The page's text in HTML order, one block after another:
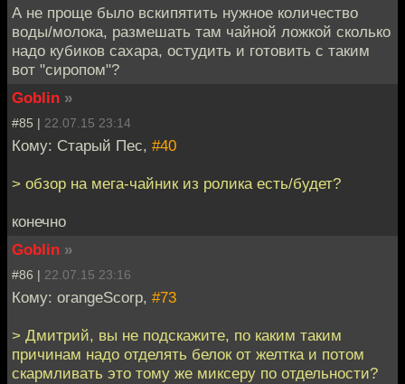
А не проще было вскипятить нужное количество
воды/молока, размешать там чайной ложкой сколько
надо кубиков сахара, остудить и готовить с таким
вот "сиропом"?
Goblin »
#85 | 22.07.15 23:14
Кому: Старый Пес, #40
> обзор на мега-чайник из ролика есть/будет?
конечно
Goblin »
#86 | 22.07.15 23:16
Кому: orangeScorp, #73
> Дмитрий, вы не подскажите, по каким таким
причинам надо отделять белок от желтка и потом
скармливать это тому же миксеру по отдельности?